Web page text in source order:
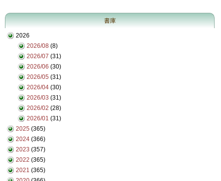
書庫
2026
2026/08 (8)
2026/07 (31)
2026/06 (30)
2026/05 (31)
2026/04 (30)
2026/03 (31)
2026/02 (28)
2026/01 (31)
2025 (365)
2024 (366)
2023 (357)
2022 (365)
2021 (365)